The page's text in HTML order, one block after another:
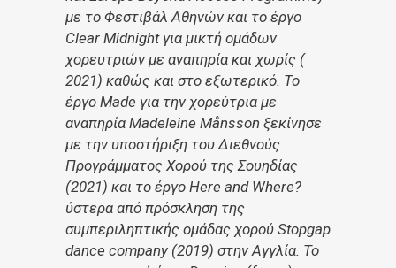
με το Φεστιβάλ Αθηνών και το έργο
Clear Midnight για μικτή ομάδων
χορευτριών με αναπηρία και χωρίς (
2021) καθώς και στο εξωτερικό. Το
έργο Made για την χορεύτρια με
αναπηρία Madeleine Månsson ξεκίνησε
με την υποστήριξη του Διεθνούς
Προγράμματος Χορού της Σουηδίας
(2021) και το έργο Here and Where?
ύστερα από πρόσκληση της
συμπεριληπτικής ομάδας χορού Stopgap
dance company (2019) στην Αγγλία. Το